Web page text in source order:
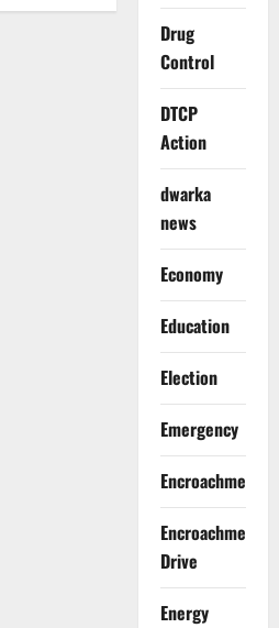
Drug
Control
DTCP
Action
dwarka
news
Economy
Education
Election
Emergency
Encroachment
Encroachment
Drive
Energy